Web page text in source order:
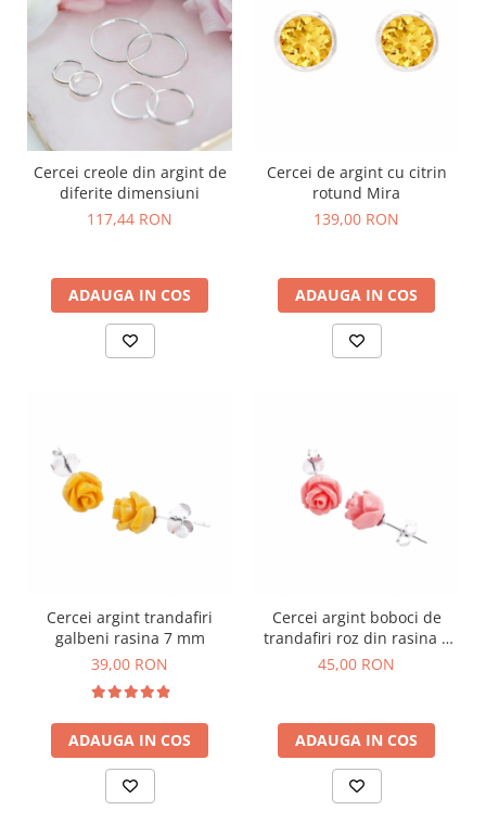
Cercei creole din argint de
diferite dimensiuni
117,44 RON
ADAUGA IN COS
Cercei de argint cu citrin
rotund Mira
139,00 RON
ADAUGA IN COS
Cercei argint trandafiri
galbeni rasina 7 mm
39,00 RON
ADAUGA IN COS
Cercei argint boboci de
trandafiri roz din rasina 8
mm
45,00 RON
ADAUGA IN COS